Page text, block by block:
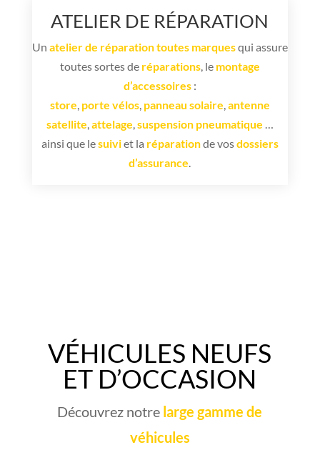
ATELIER DE RÉPARATION
Un atelier de réparation toutes marquesqui assure
toutes sortes de réparations, le montage
d’accessoires:
store, porte vélos, panneau solaire,antenne
satellite,attelage,suspension pneumatique …
ainsi que lesuiviet la réparationde vosdossiers
d’assurance.
VÉHICULES NEUFS
ET D’OCCASION
Découvrez notre large gamme de
véhicules